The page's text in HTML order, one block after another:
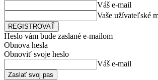
Váš e-mail
Vaše užívateľské
Heslo vám bude zaslané e-mailom
Obnova hesla
Obnoviť svoje heslo
Váš e-mail